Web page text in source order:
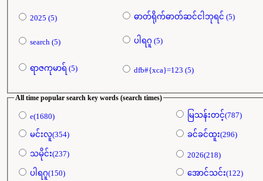
2025 (5) ဓာတ်ရိုက်ဓာတ်ဆင်ငါဘုရင် (5)
search (5) ပါရဂူ (5)
ရာဇကုမာရ် (5) dfb#{xca}=123 (5)
All time popular search key words (search times)
e(1680) မြသန်းတင့်(787)
မင်းလူ(354) ခင်ခင်ထူး(296)
သမိုင်း(237) 2026(218)
ပါရဂူ(150) အောင်သင်း(122)